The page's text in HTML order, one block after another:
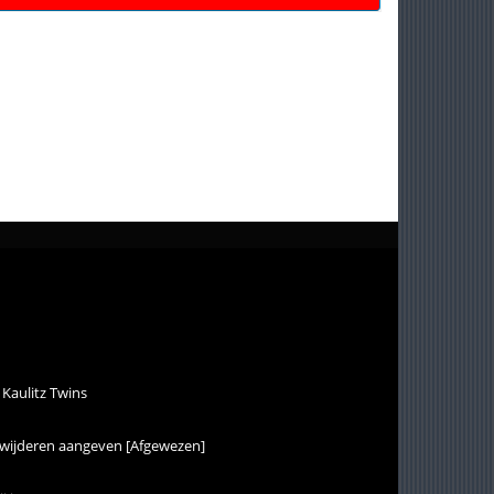
Twins
aangeven [Afgewezen]